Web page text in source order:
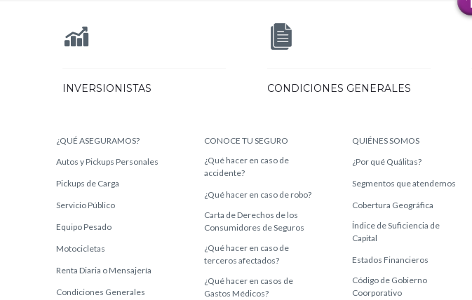
INVERSIONISTAS CONDICIONES GENERALES
¿QUÉ ASEGURAMOS?
Autos y Pickups Personales
Pickups de Carga
Servicio Público
Equipo Pesado
Motocicletas
Renta Diaria o Mensajería
Condiciones Generales
CONOCE TU SEGURO
¿Qué hacer en caso de
accidente?
¿Qué hacer en caso de robo?
Carta de Derechos de los
Consumidores de Seguros
¿Qué hacer en caso de
terceros afectados?
¿Qué hacer en casos de
Gastos Médicos?
QUIÉNES SOMOS
¿Por qué Quálitas?
Segmentos que atendemos
Cobertura Geográfica
Índice de Suficiencia de
Capital
Estados Financieros
Código de Gobierno
Coorporativo